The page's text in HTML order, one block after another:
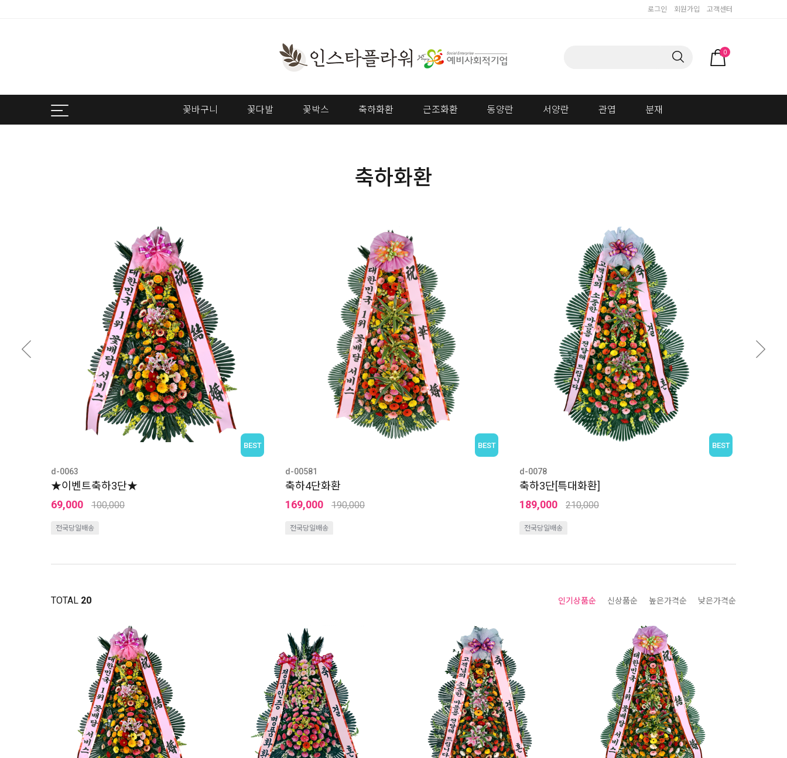
로그인 회원가입 고객센터
0
꽃바구니 꽃다발 꽃박스 축하화환 근조화환 동양란 서양란 관엽 분재
축하화환
BEST
d-0063
★이벤트축하3단★
69,000
100,000
전국당일배송
BEST
d-00581
축하4단화환
169,000
190,000
전국당일배송
BEST
d-0078
축하3단[특대화환]
189,000
210,000
전국당일배송
TOTAL 20 인기상품순 신상품순 높은가격순 낮은가격순